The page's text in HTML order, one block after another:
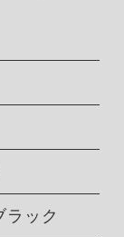
ック